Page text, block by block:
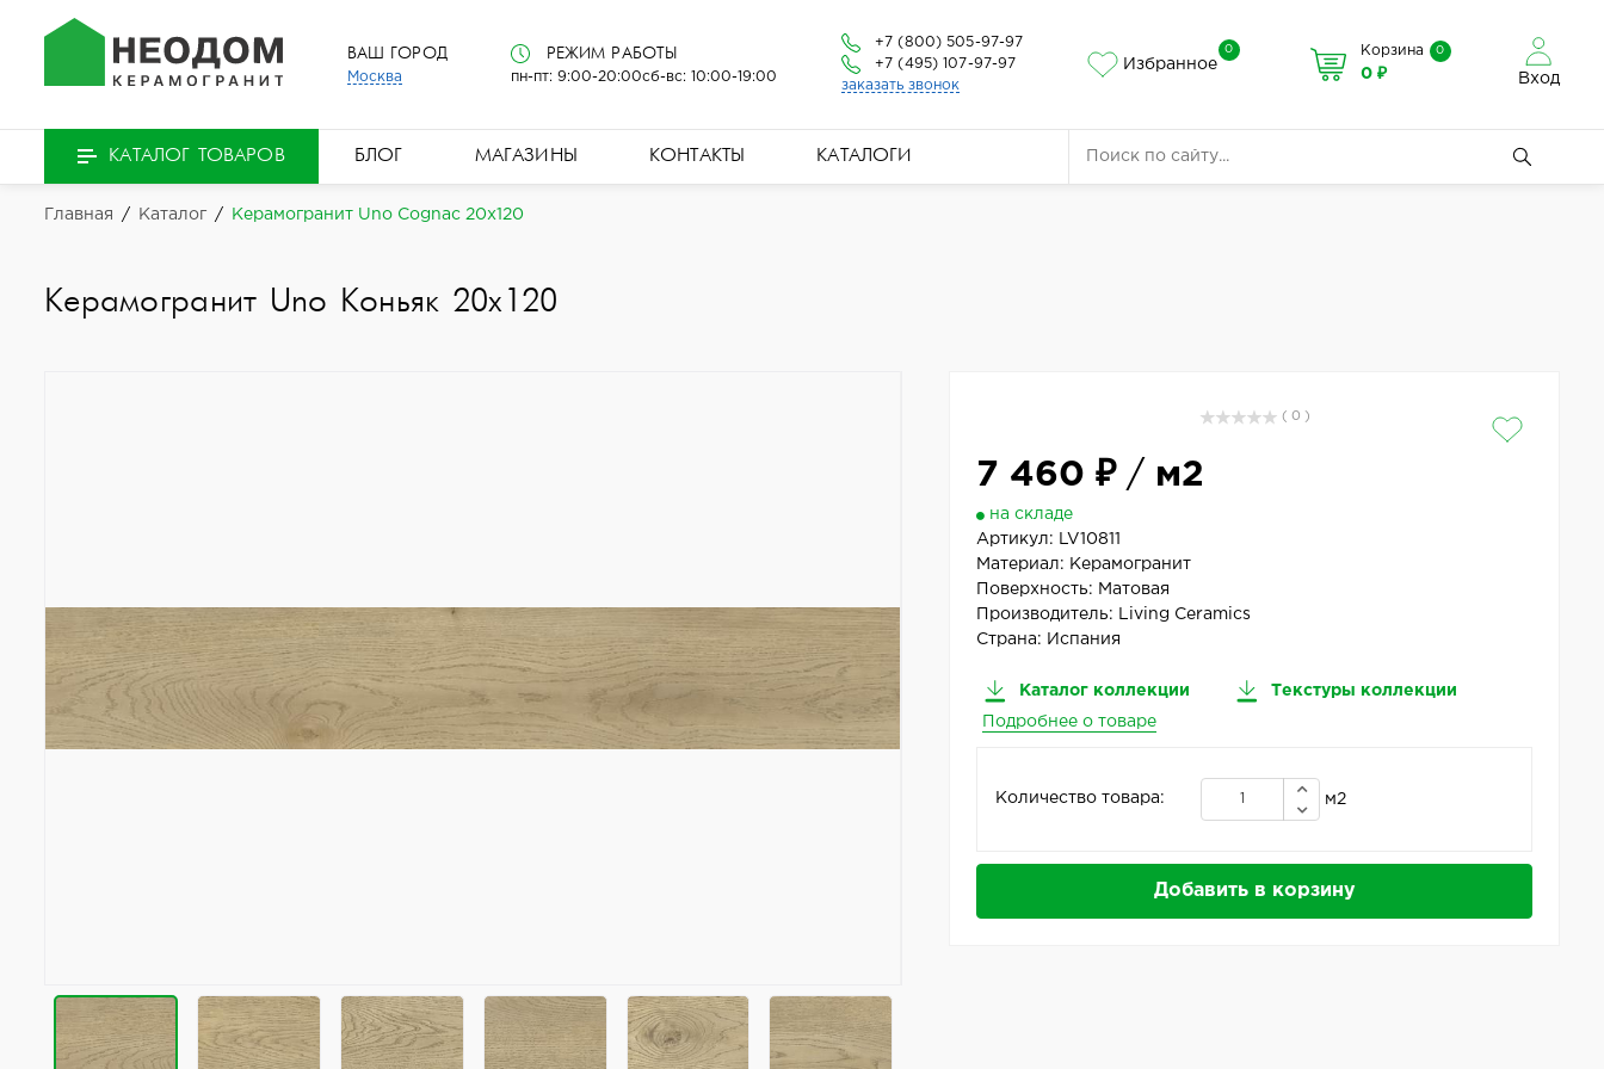
ВАШ ГОРОД
Москва
РЕЖИМ РАБОТЫ
пн-пт: 9:00-20:00сб-вс: 10:00-19:00
+7 (800) 505-97-97
+7 (495) 107-97-97
заказать звонок
Избранное
0 Корзина 0
0 ₽ Вход
КАТАЛОГ ТОВАРОВ БЛОГ МАГАЗИНЫ КОНТАКТЫ КАТАЛОГИ
Главная / Каталог / Керамогранит Uno Cognac 20x120
Керамогранит Uno Коньяк 20x120
( 0 )
7 460 ₽/ м2
на складе
Артикул:
LV10811
Материал: Керамогранит
Поверхность: Матовая
Производитель:
Living Ceramics
Страна: Испания
Каталог коллекции Текстуры коллекции
Подробнее о товаре
Количество товара: м2
Добавить в корзину